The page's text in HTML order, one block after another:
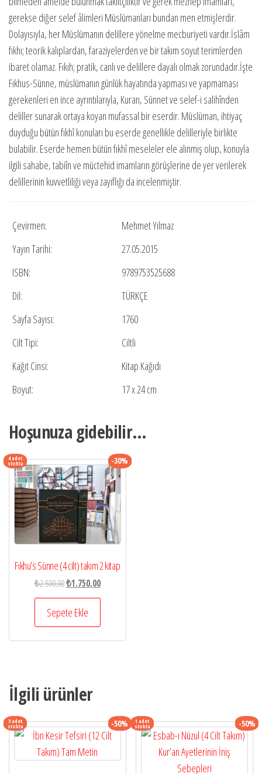
gerekse diğer selef âlimleri Müslümanları bundan men etmişlerdir.
Dolayısıyla, her Müslümanın delillere yönelme mecburiyeti vardır.İslâm
fıkhı; teorik kalıplardan, faraziyelerden ve bir takım soyut terimlerden
ibaret olamaz. Fıkıh; pratik, canlı ve delillere dayalı olmak zorundadır.İşte
Fıkhus-Sünne, müslümanın günlük hayatında yapması ve yapmaması
gerekenleri en ince ayrıntılarıyla, Kuran, Sünnet ve selef-i salihînden
deliller sunarak ortaya koyan mufassal bir eserdir. Müslüman, ihtiyaç
duyduğu bütün fıkhî konuları bu eserde genellikle delilleriyle birlikte
bulabilir. Eserde hemen bütün fıkhî meseleler ele alınmış olup, konuyla
ilgili sahabe, tabiîn ve müctehid imamların görüşlerine de yer verilerek
delillerinin kuvvetliliği veya zayıflığı da incelenmiştir.
Çevirmen:
Mehmet Yılmaz
Yayın Tarihi:
27.05.2015
ISBN:
9789753525688
Dil:
TÜRKÇE
Sayfa Sayısı:
1760
Cilt Tipi:
Ciltli
Kağıt Cinsi:
Kitap Kağıdı
Boyut:
17 x 24 cm
Hoşunuza gidebilir…
4 adet
stokta -30%
Fıkhu’s Sünne (4 cilt) takım 2 kitap
₺2.500,00Orijinal
fiyat:
₺2.500,00.
₺1.750,00Şu
andaki
₺1.750,00.
Sepete Ekle
İlgili ürünler
3 adet
stokta -50% 1 adet
stokta -50%